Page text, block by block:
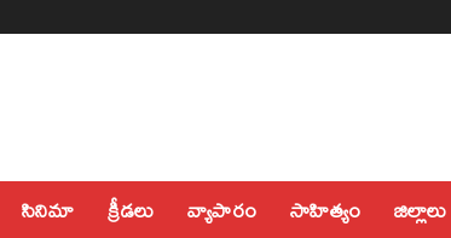
సినిమా క్రీడలు వ్యాపారం సాహిత్యం జిల్లాలు